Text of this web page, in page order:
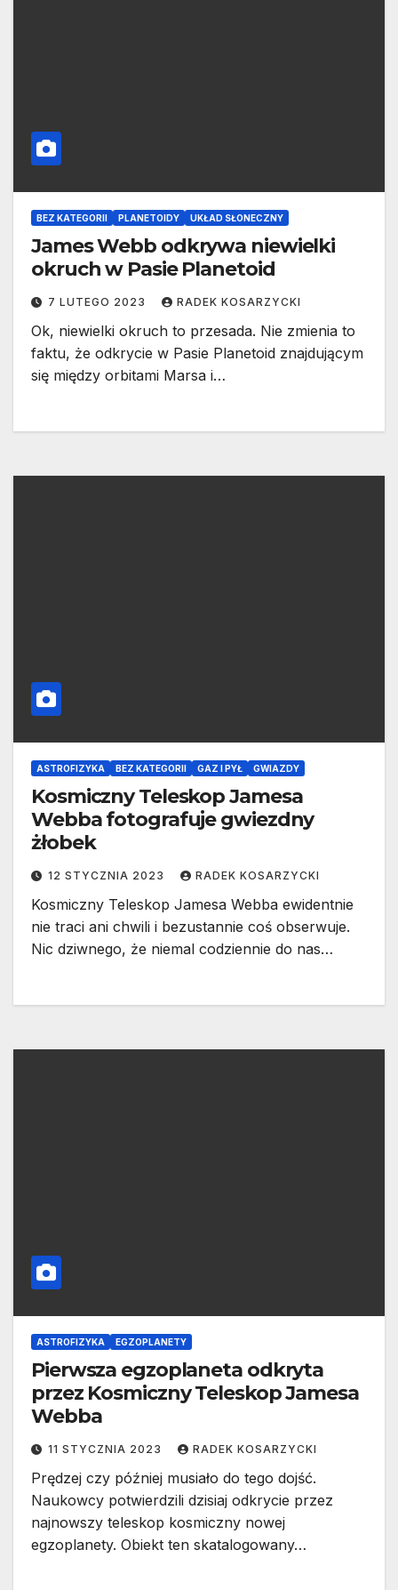
BEZ KATEGORII PLANETOIDY UKŁAD SŁONECZNY
James Webb odkrywa niewielki
okruch w Pasie Planetoid
7 LUTEGO 2023 RADEK KOSARZYCKI
Ok, niewielki okruch to przesada. Nie zmienia to
faktu, że odkrycie w Pasie Planetoid znajdującym
się między orbitami Marsa i…
ASTROFIZYKA BEZ KATEGORII GAZ I PYŁ GWIAZDY
Kosmiczny Teleskop Jamesa
Webba fotografuje gwiezdny
żłobek
12 STYCZNIA 2023 RADEK KOSARZYCKI
Kosmiczny Teleskop Jamesa Webba ewidentnie
nie traci ani chwili i bezustannie coś obserwuje.
Nic dziwnego, że niemal codziennie do nas…
ASTROFIZYKA EGZOPLANETY
Pierwsza egzoplaneta odkryta
przez Kosmiczny Teleskop Jamesa
Webba
11 STYCZNIA 2023 RADEK KOSARZYCKI
Prędzej czy później musiało do tego dojść.
Naukowcy potwierdzili dzisiaj odkrycie przez
najnowszy teleskop kosmiczny nowej
egzoplanety. Obiekt ten skatalogowany…